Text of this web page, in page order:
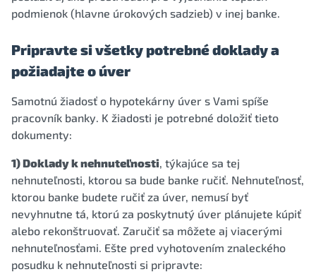
podmienok (hlavne úrokových sadzieb) v inej banke.
Pripravte si všetky potrebné doklady a
požiadajte o úver
Samotnú žiadosť o hypotekárny úver s Vami spíše
pracovník banky. K žiadosti je potrebné doložiť tieto
dokumenty:
1) Doklady k nehnuteľnosti, týkajúce sa tej
nehnuteľnosti, ktorou sa bude banke ručiť. Nehnuteľnosť,
ktorou banke budete ručiť za úver, nemusí byť
nevyhnutne tá, ktorú za poskytnutý úver plánujete kúpiť
alebo rekonštruovať. Zaručiť sa môžete aj viacerými
nehnuteľnosťami. Ešte pred vyhotovením znaleckého
posudku k nehnuteľnosti si pripravte: